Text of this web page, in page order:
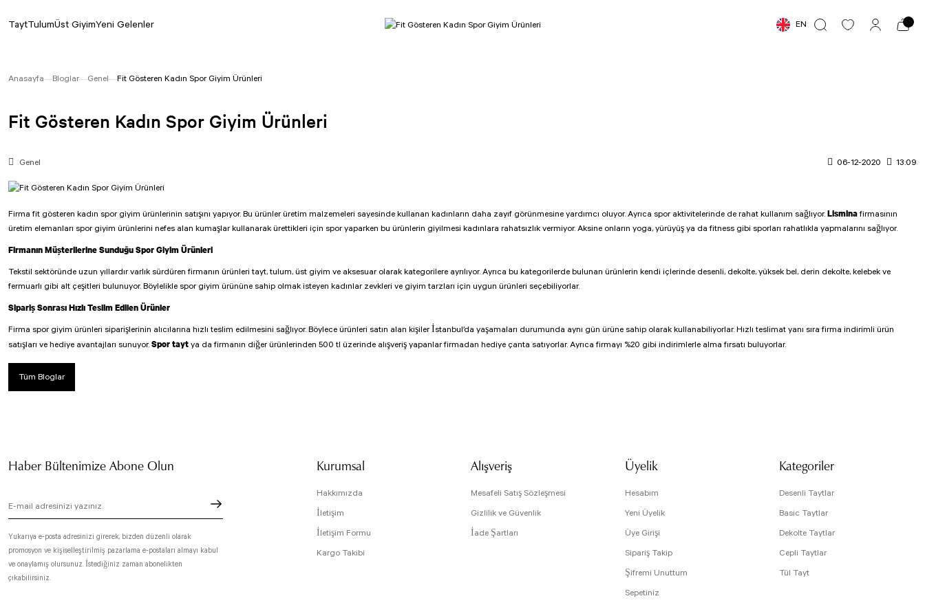
TaytTulumÜst GiyimYeni Gelenler EN
Anasayfa Bloglar Genel Fit Gösteren Kadın Spor Giyim Ürünleri
Fit Gösteren Kadın Spor Giyim Ürünleri
Genel 06-12-2020 13:09
Firma fit gösteren kadın spor giyim ürünlerinin satışını yapıyor. Bu ürünler üretim malzemeleri sayesinde kullanan kadınların daha zayıf görünmesine yardımcı oluyor. Ayrıca spor aktivitelerinde de rahat kullanım sağlıyor. Lisminafirmasının
üretim elemanları spor giyim ürünlerini nefes alan kumaşlar kullanarak ürettikleri için spor yaparken bu ürünlerin giyilmesi kadınlara rahatsızlık vermiyor. Aksine onların yoga, yürüyüş ya da fitness gibi sporları rahatlıkla yapmalarını sağlıyor.
Firmanın Müşterilerine Sunduğu Spor Giyim Ürünleri
Tekstil sektöründe uzun yıllardır varlık sürdüren firmanın ürünleri tayt, tulum, üst giyim ve aksesuar olarak kategorilere ayrılıyor. Ayrıca bu kategorilerde bulunan ürünlerin kendi içlerinde desenli, dekolte, yüksek bel, derin dekolte, kelebek ve
fermuarlı gibi alt çeşitleri bulunuyor. Böylelikle spor giyim ürününe sahip olmak isteyen kadınlar zevkleri ve giyim tarzları için uygun ürünleri seçebiliyorlar.
Sipariş Sonrası Hızlı Teslim Edilen Ürünler
Firma spor giyim ürünleri siparişlerinin alıcılarına hızlı teslim edilmesini sağlıyor. Böylece ürünleri satın alan kişiler İstanbul’da yaşamaları durumunda aynı gün ürüne sahip olarak kullanabiliyorlar. Hızlı teslimat yanı sıra firma indirimli ürün
satışları ve hediye avantajları sunuyor. Spor tayt ya da firmanın diğer ürünlerinden 500 tl üzerinde alışveriş yapanlar firmadan hediye çanta satıyorlar. Ayrıca firmayı %20 gibi indirimlerle alma fırsatı buluyorlar.
Tüm Bloglar
Haber Bültenimize Abone Olun
Yukarıya e-posta adresinizi girerek, bizden düzenli olarak
promosyon ve kişiselleştirilmiş pazarlama e-postaları almayı kabul
ve onaylamış olursunuz. İstediğiniz zaman abonelikten
çıkabilirsiniz.
Kurumsal
Hakkımızda
İletişim
İletişim Formu
Kargo Takibi
Alışveriş
Mesafeli Satış Sözleşmesi
Gizlilik ve Güvenlik
İade Şartları
Üyelik
Hesabım
Yeni Üyelik
Üye Girişi
Sipariş Takip
Şifremi Unuttum
Sepetiniz
Kategoriler
Desenli Taytlar
Basic Taytlar
Dekolte Taytlar
Cepli Taytlar
Tül Tayt